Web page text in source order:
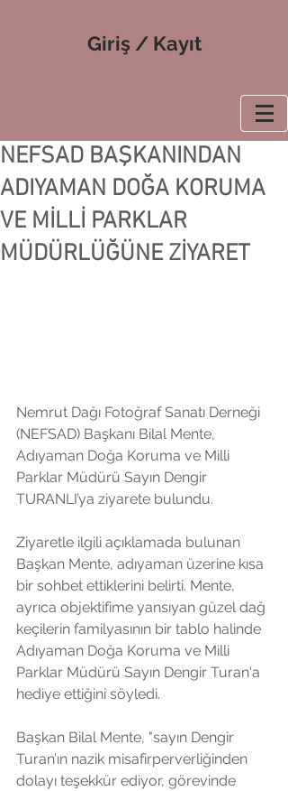
Giriş / Kayıt
NEFSAD BAŞKANINDAN
ADIYAMAN DOĞA KORUMA
VE MİLLİ PARKLAR
MÜDÜRLÜĞÜNE ZİYARET
Nemrut Dağı Fotoğraf Sanatı Derneği
(NEFSAD) Başkanı Bilal Mente,
Adıyaman Doğa Koruma ve Milli
Parklar Müdürü Sayın Dengir
TURANLI’ya ziyarete bulundu.
Ziyaretle ilgili açıklamada bulunan
Başkan Mente, adıyaman üzerine kısa
bir sohbet ettiklerini belirti. Mente,
ayrıca objektifime yansıyan güzel dağ
keçilerin familyasının bir tablo halinde
Adıyaman Doğa Koruma ve Milli
Parklar Müdürü Sayın Dengir Turan'a
hediye ettiğini söyledi.
Başkan Bilal Mente, "sayın Dengir
Turan’ın nazik misafirperverliğinden
dolayı teşekkür ediyor, görevinde